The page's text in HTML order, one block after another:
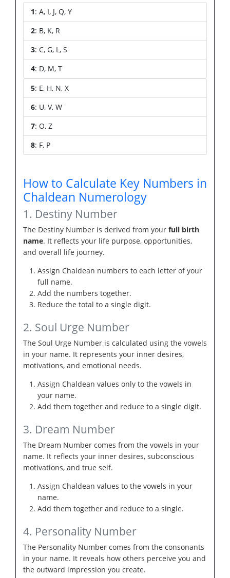
1: A, I, J, Q, Y
2: B, K, R
3: C, G, L, S
4: D, M, T
5: E, H, N, X
6: U, V, W
7: O, Z
8: F, P
How to Calculate Key Numbers in
Chaldean Numerology
1. Destiny Number
The Destiny Number is derived from your full birth
name. It reflects your life purpose, opportunities,
and overall life journey.
Assign Chaldean numbers to each letter of your
full name.
Add the numbers together.
Reduce the total to a single digit.
2. Soul Urge Number
The Soul Urge Number is calculated using the vowels
in your name. It represents your inner desires,
motivations, and emotional needs.
Assign Chaldean values only to the vowels in
your name.
Add them together and reduce to a single digit.
3. Dream Number
The Dream Number comes from the vowels in your
name. It reflects your inner desires, subconscious
motivations, and true self.
Assign Chaldean values to the vowels in your
name.
Add them together and reduce to a single.
4. Personality Number
The Personality Number comes from the consonants
in your name. It reveals how others perceive you and
the outward impression you create.